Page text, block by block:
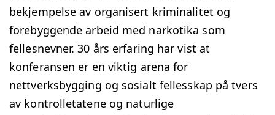
bekjempelse av organisert kriminalitet og
forebyggende arbeid med narkotika som
fellesnevner. 30 års erfaring har vist at
konferansen er en viktig arena for
nettverksbygging og sosialt fellesskap på tvers
av kontrolletatene og naturlige